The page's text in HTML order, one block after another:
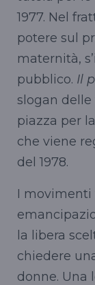
1977. Nel
potere sul
maternità,
pubblico. Il
slogan
piazza per
che viene
del 1978.
I
la libera
chiedere
donne. Una